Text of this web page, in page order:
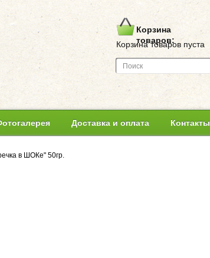
Корзина
товаров:
Корзина товаров пуста
Доставка и оплата Контакты
в ШОКе" 50гр.